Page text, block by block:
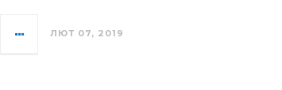
ЛЮТ 07, 2019